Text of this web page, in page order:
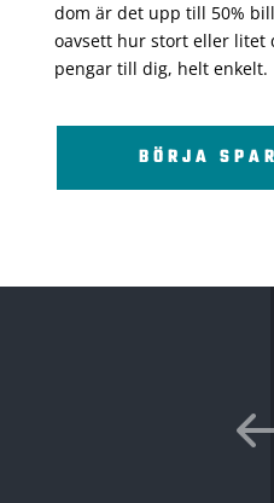
dom är det upp till 50%
oavsett hur stort eller litet
pengar till dig, helt enkelt.
BÖRJA